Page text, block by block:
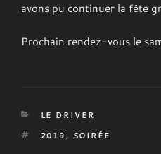
avons pu continuer la fête
Prochain rendez-vous le
CATÉGORIES
LE DRIVER
ÉTIQUETTES
2019, SOIRÉE